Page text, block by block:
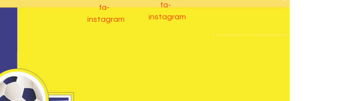
fa-
instagram
fa-
instagram